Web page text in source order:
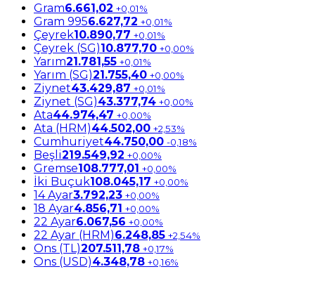
Gram6.661,02 +0,01%
Gram 9956.627,72 +0,01%
Çeyrek10.890,77 +0,01%
Çeyrek (SG)10.877,70 +0,00%
Yarım21.781,55 +0,01%
Yarım (SG)21.755,40 +0,00%
Ziynet43.429,87 +0,01%
Ziynet (SG)43.377,74 +0,00%
Ata44.974,47 +0,00%
Ata (HRM)44.502,00 +2,53%
Cumhuriyet44.750,00 -0,18%
Beşli219.549,92 +0,00%
Gremse108.777,01 +0,00%
İki Buçuk108.045,17 +0,00%
14 Ayar3.792,23 +0,00%
18 Ayar4.856,71 +0,00%
22 Ayar6.067,56 +0,00%
22 Ayar (HRM)6.248,85 +2,54%
Ons (TL)207.511,78 +0,17%
Ons (USD)4.348,78 +0,16%